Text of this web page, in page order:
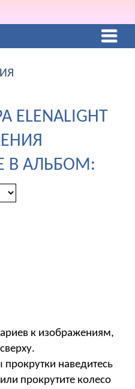
ELENALIGHT
В АЛЬБОМ:
к изображениям,
наведитесь
прокрутите колесо